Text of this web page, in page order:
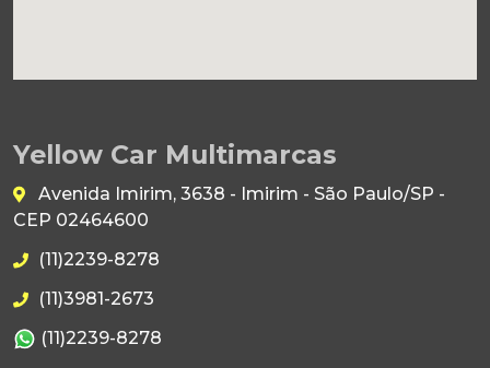
Yellow Car Multimarcas
Avenida Imirim, 3638 - Imirim - São Paulo/SP -
CEP 02464600
(11)2239-8278
(11)3981-2673
(11)2239-8278